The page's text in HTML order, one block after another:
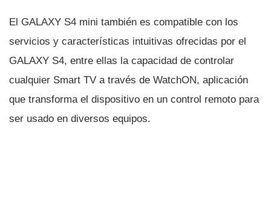
El GALAXY S4 mini también es compatible con los
servicios y caracterí­sticas intuitivas ofrecidas por el
GALAXY S4, entre ellas la capacidad de controlar
cualquier Smart TV a través de WatchON, aplicación
que transforma el dispositivo en un control remoto para
ser usado en diversos equipos.